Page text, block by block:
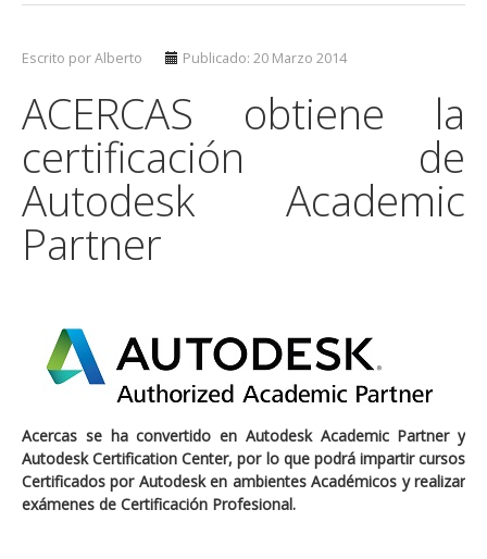
Escrito por Alberto Publicado: 20 Marzo 2014
ACERCAS obtiene la
certificación de
Autodesk Academic
Partner
Acercas se ha convertido en Autodesk Academic Partner y
Autodesk Certification Center, por lo que podrá impartir cursos
Certificados por Autodesk en ambientes Académicos y realizar
exámenes de Certificación Profesional.